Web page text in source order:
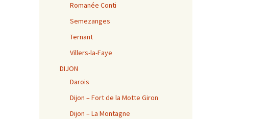
Romanée Conti
Semezanges
Ternant
Villers-la-Faye
DIJON
Darois
Dijon – Fort de la Motte Giron
Dijon – La Montagne